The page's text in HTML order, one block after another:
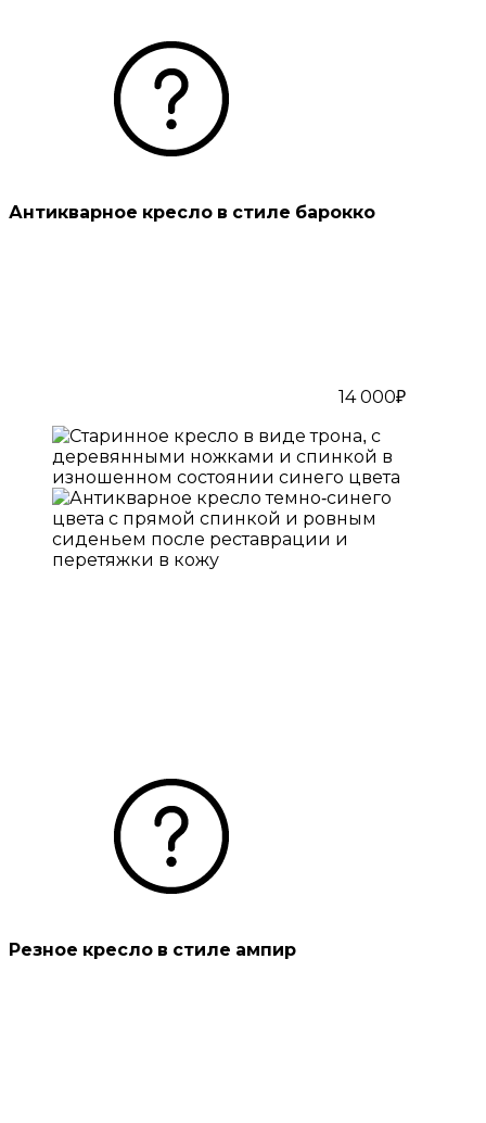
Антикварное кресло в стиле барокко
14 000₽
Резное кресло в стиле ампир